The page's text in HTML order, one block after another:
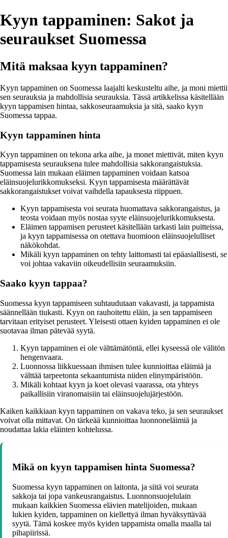
Kyyn tappaminen: Sakot ja
seuraukset Suomessa
Mitä maksaa kyyn tappaminen?
Kyyn tappaminen on Suomessa laajalti keskusteltu aihe, ja moni miettii
sen seurauksia ja mahdollisia seurauksia. Tässä artikkelissa käsitellään
kyyn tappamisen hintaa, sakkoseuraamuksia ja sitä, saako kyyn
Suomessa tappaa.
Kyyn tappaminen hinta
Kyyn tappaminen on tekona arka aihe, ja monet miettivät, miten kyyn
tappamisesta seurauksena tulee mahdollisia sakkorangaistuksia.
Suomessa lain mukaan eläimen tappaminen voidaan katsoa
eläinsuojelurikkomukseksi. Kyyn tappamisesta määrättävät
sakkorangaistukset voivat vaihdella tapauksesta riippuen.
Kyyn tappamisesta voi seurata huomattava sakkorangaistus, ja
teosta voidaan myös nostaa syyte eläinsuojelurikkomuksesta.
Eläimen tappamisen perusteet käsitellään tarkasti lain puitteissa,
ja kyyn tappamisessa on otettava huomioon eläinsuojelulliset
näkökohdat.
Mikäli kyyn tappaminen on tehty laittomasti tai epäasiallisesti, se
voi johtaa vakaviin oikeudellisiin seuraamuksiin.
Saako kyyn tappaa?
Suomessa kyyn tappamiseen suhtaudutaan vakavasti, ja tappamista
säännellään tiukasti. Kyyn on rauhoitettu eläin, ja sen tappamiseen
tarvitaan erityiset perusteet. Yleisesti ottaen kyiden tappaminen ei ole
suotavaa ilman pätevää syytä.
Kyyn tappaminen ei ole välttämätöntä, ellei kyseessä ole välitön
hengenvaara.
Luonnossa liikkuessaan ihmisen tulee kunnioittaa eläimiä ja
välttää tarpeetonta sekaantumista niiden elinympäristöön.
Mikäli kohtaat kyyn ja koet olevasi vaarassa, ota yhteys
paikallisiin viranomaisiin tai eläinsuojelujärjestöön.
Kaiken kaikkiaan kyyn tappaminen on vakava teko, ja sen seuraukset
voivat olla mittavat. On tärkeää kunnioittaa luonnoneläimiä ja
noudattaa lakia eläinten kohtelussa.
Mikä on kyyn tappamisen hinta Suomessa?
Suomessa kyyn tappaminen on laitonta, ja siitä voi seurata
sakkoja tai jopa vankeusrangaistus. Luonnonsuojelulain
mukaan kaikkien Suomessa elävien matelijoiden, mukaan
lukien kyiden, tappaminen on kiellettyä ilman hyväksyttävää
syytä. Tämä koskee myös kyiden tappamista omalla maalla tai
pihapiirissä.